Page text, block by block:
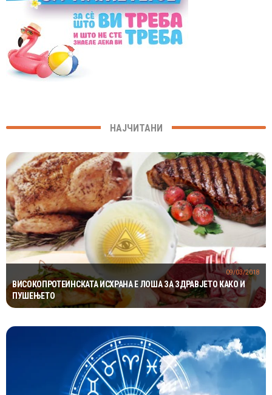
НАЈЧИТАНИ
ВИСОКОПРОТЕИНСКАТА ИСХРАНА Е ЛОША ЗА ЗДРАВЈЕТО КАКО И
ПУШЕЊЕТО
09/03/2018